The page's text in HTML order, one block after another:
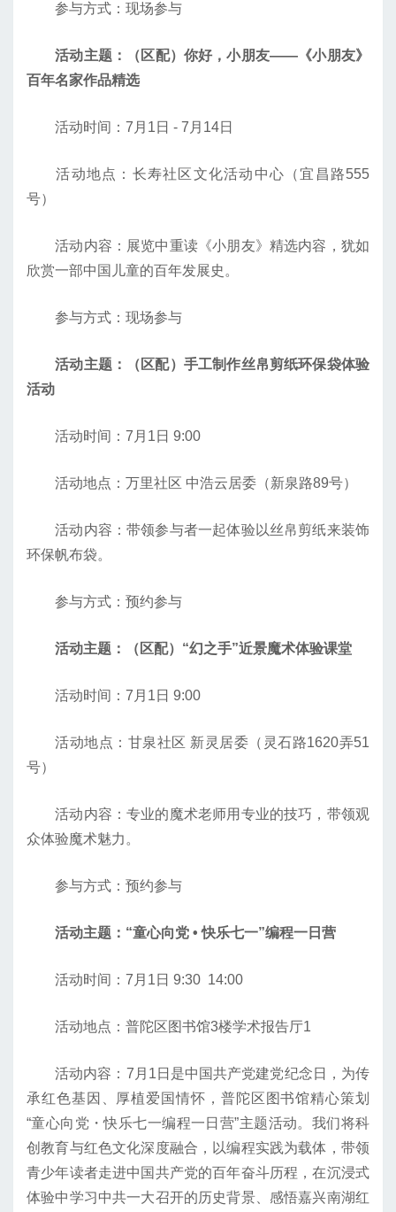
参与方式：现场参与
活动主题：（区配）你好，小朋友——《小朋友》
百年名家作品精选
活动时间：7月1日 - 7月14日
活动地点：长寿社区文化活动中心（宜昌路555
号）
活动内容：展览中重读《小朋友》精选内容，犹如
欣赏一部中国儿童的百年发展史。
参与方式：现场参与
活动主题：（区配）手工制作丝帛剪纸环保袋体验
活动
活动时间：7月1日 9:00
活动地点：万里社区 中浩云居委（新泉路89号）
活动内容：带领参与者一起体验以丝帛剪纸来装饰
环保帆布袋。
参与方式：预约参与
活动主题：（区配）“幻之手”近景魔术体验课堂
活动时间：7月1日 9:00
活动地点：甘泉社区 新灵居委（灵石路1620弄51
号）
活动内容：专业的魔术老师用专业的技巧，带领观
众体验魔术魅力。
参与方式：预约参与
活动主题：“童心向党 • 快乐七一”编程一日营
活动时间：7月1日 9:30 14:00
活动地点：普陀区图书馆3楼学术报告厅1
活动内容：7月1日是中国共产党建党纪念日，为传
承红色基因、厚植爱国情怀，普陀区图书馆精心策划
“童心向党・快乐七一编程一日营”主题活动。我们将科
创教育与红色文化深度融合，以编程实践为载体，带领
青少年读者走进中国共产党的百年奋斗历程，在沉浸式
体验中学习中共一大召开的历史背景、感悟嘉兴南湖红